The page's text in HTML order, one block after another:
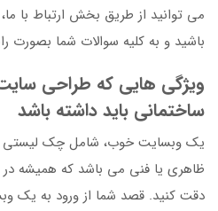
می توانید از طریق بخش ارتباط با
باشید و به کلیه سوالات شما بصورت
ویژگی هایی که طراحی
ساختمانی باید داشته باشد
یک وبسایت خوب، شامل چک لیستی
ظاهری یا فنی می باشد که همیشه
دقت کنید. قصد شما از ورود به یک